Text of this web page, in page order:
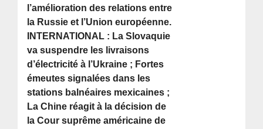
l’amélioration des relations entre
la Russie et l’Union européenne.
INTERNATIONAL : La Slovaquie
va suspendre les livraisons
d’électricité à l’Ukraine ; Fortes
émeutes signalées dans les
stations balnéaires mexicaines ;
La Chine réagit à la décision de
la Cour suprême américaine de